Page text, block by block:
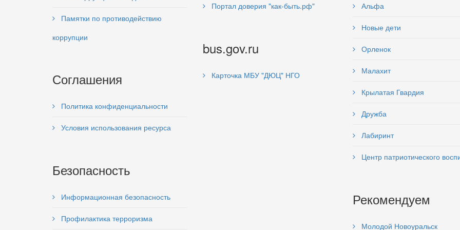
Памятки по противодействию
коррупции
Соглашения
Политика конфиденциальности
Условия использования ресурса
Безопасность
Информационная безопасность
Профилактика терроризма
Портал доверия "как-быть.рф"
bus.gov.ru
Карточка МБУ "ДЮЦ" НГО
Альфа
Новые дети
Орленок
Малахит
Крылатая Гвардия
Дружба
Лабиринт
Центр патриотического
Рекомендуем
Молодой Новоуральск